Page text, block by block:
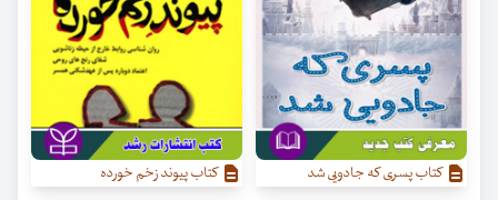
کتاب پسری که جادویی شد کتاب پیوند زخم خورده